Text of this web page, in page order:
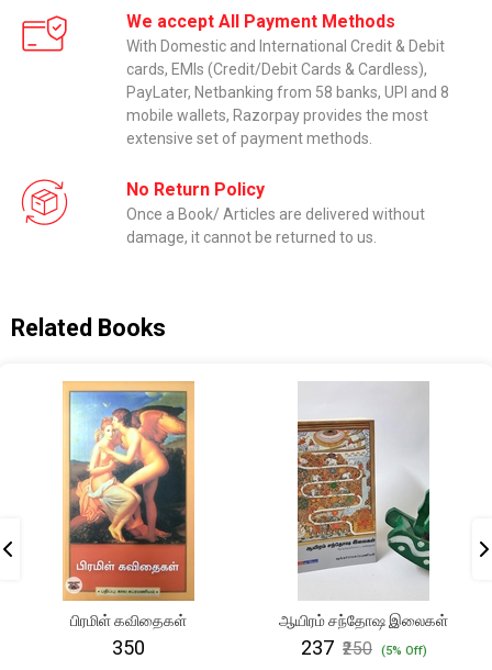
We accept All Payment Methods
With Domestic and International Credit & Debit
cards, EMIs (Credit/Debit Cards & Cardless),
PayLater, Netbanking from 58 banks, UPI and 8
mobile wallets, Razorpay provides the most
extensive set of payment methods.
No Return Policy
Once a Book/ Articles are delivered without
damage, it cannot be returned to us.
Related Books
பிரமிள் கவிதைகள்
₹350
ஆயிரம் சந்தோஷ இலைகள்
₹237 ₹250 (5% Off)